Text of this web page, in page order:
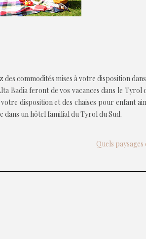
commodités mises à votre disposition
Badia feront de vos vacances dans le
disposition et des chaises pour enfant
dans un hôtel familial du Tyrol du Sud.
Quels